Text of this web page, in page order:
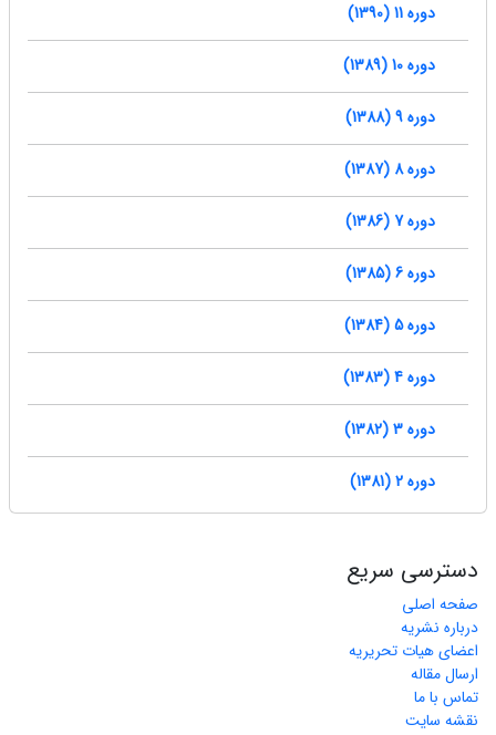
دوره 11 (1390)
دوره 10 (1389)
دوره 9 (1388)
دوره 8 (1387)
دوره 7 (1386)
دوره 6 (1385)
دوره 5 (1384)
دوره 4 (1383)
دوره 3 (1382)
دوره 2 (1381)
دسترسی سریع
صفحه اصلی
درباره نشریه
اعضای هیات تحریریه
ارسال مقاله
تماس با ما
نقشه سایت